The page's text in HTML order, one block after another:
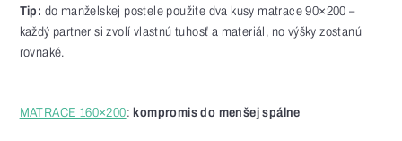
Tip: do manželskej postele použite dva kusy matrace 90×200 –
každý partner si zvolí vlastnú tuhosť a materiál, no výšky zostanú
rovnaké.
MATRACE 160×200:kompromis do menšej spálne